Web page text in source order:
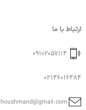
ارتباط با ما
02146016484